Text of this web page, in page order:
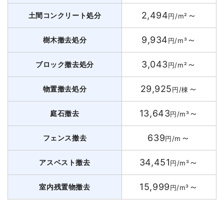
土間コンクリート処分 2,494円/m² ～
樹木撤去処分 9,934円/m³～
ブロック撤去処分 3,043円/m² ～
物置撤去処分 29,925円/棟 ～
庭石撤去 13,643円/m³～
フェンス撤去 639円/m ～
アスベスト撤去 34,451円/m³～
室内残置物撤去 15,999円/m³ ～